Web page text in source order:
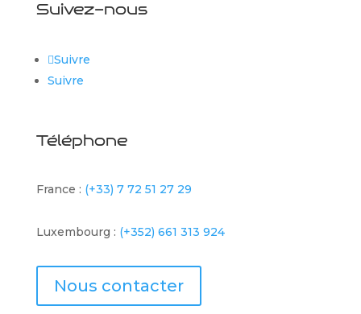
Suivez-nous
Suivre
Suivre
Téléphone
France : (+33) 7 72 51 27 29
Luxembourg : (+352) 661 313 924
Nous contacter